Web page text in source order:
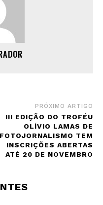
PRÓXIMO ARTIGO
III EDIÇÃO DO TROFÉU
OLÍVIO LAMAS DE
FOTOJORNALISMO TEM
INSCRIÇÕES ABERTAS
ATÉ 20 DE NOVEMBRO